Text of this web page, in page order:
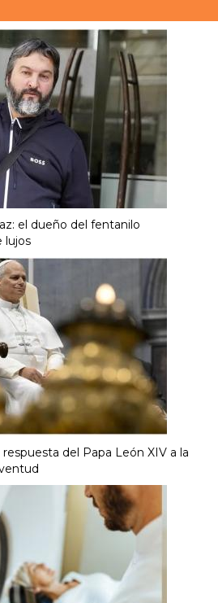
el dueño del fentanilo
lujos
del Papa León XIV a la